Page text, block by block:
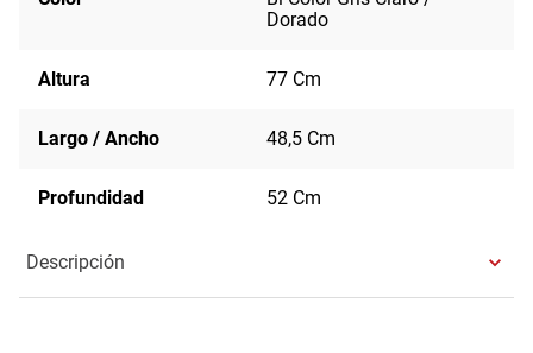
Dorado
Altura 77 Cm
Largo / Ancho 48,5 Cm
Profundidad 52 Cm
Descripción